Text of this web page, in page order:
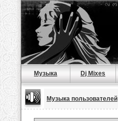
Музыка Dj Mixes
Музыка пользователей